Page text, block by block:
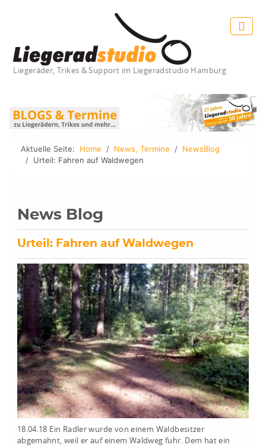
Liegeräder, Trikes & Support im Liegeradstudio Hamburg
Aktuelle Seite: Home News, Termine
NewsBlog
Urteil: Fahren auf Waldwegen
News Blog
Urteil: Fahren auf Waldwegen
18.04.18 Ein Radler wurde von einem Waldbesitzer
abgemahnt, weil er auf einem Waldweg fuhr. Dem hat ein